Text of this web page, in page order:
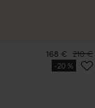
Precio
168 € Precio
210 €